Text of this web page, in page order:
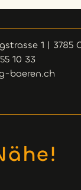
1 | 3785
10 33
baeren.ch